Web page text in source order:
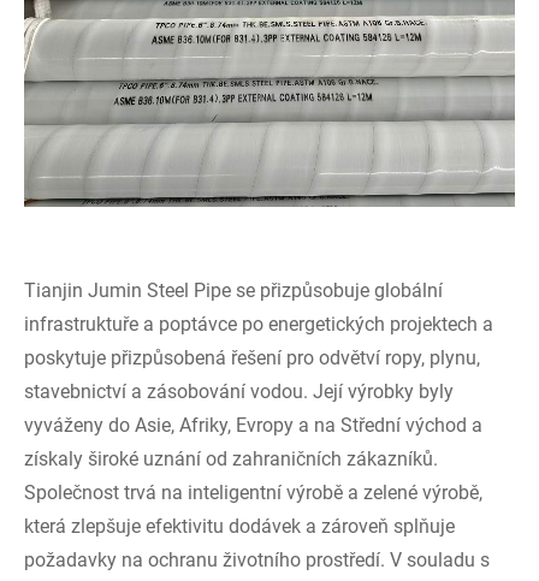
Tianjin Jumin Steel Pipe se přizpůsobuje globální
infrastruktuře a poptávce po energetických projektech a
poskytuje přizpůsobená řešení pro odvětví ropy, plynu,
stavebnictví a zásobování vodou. Její výrobky byly
vyváženy do Asie, Afriky, Evropy a na Střední východ a
získaly široké uznání od zahraničních zákazníků.
Společnost trvá na inteligentní výrobě a zelené výrobě,
která zlepšuje efektivitu dodávek a zároveň splňuje
požadavky na ochranu životního prostředí. V souladu s